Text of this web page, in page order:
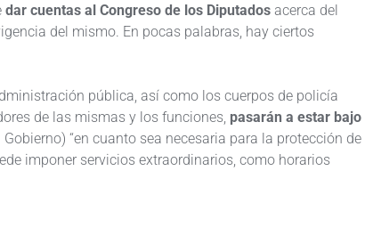
dar cuentas al Congreso de los Diputados acerca del
del mismo. En pocas palabras, hay ciertos
pública, así como los cuerpos de policía
de las mismas y los funciones, pasarán a estar bajo
Gobierno) “en cuanto sea necesaria para la protección de
imponer servicios extraordinarios, como horarios